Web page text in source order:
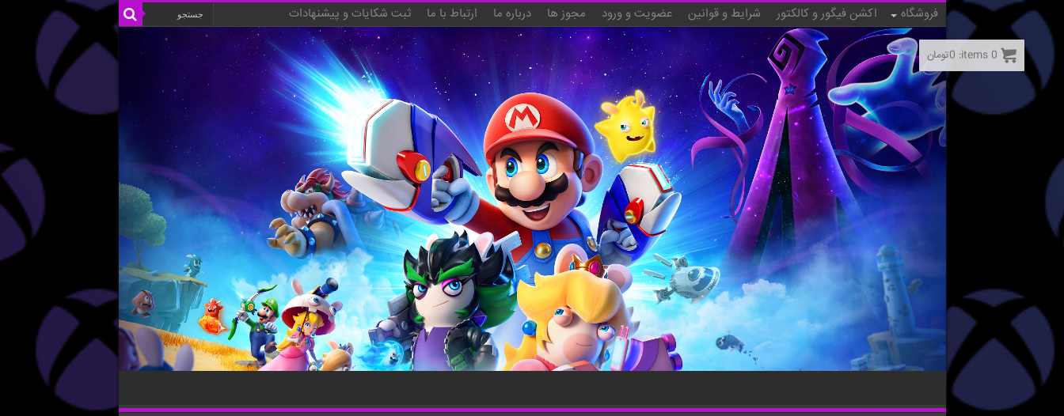
فروشگاه اکشن فیگور و کالکتور شرایط و قوانین عضویت و ورود مجوز ها درباره ما ارتباط با ما ثبت شکایات و پیشنهادات
0
items:
0تومان